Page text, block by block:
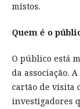
mistos.
Quem é o
O público está
da associação.
cartão de visita
investigadores